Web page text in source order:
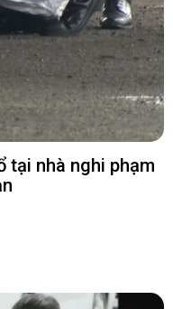
tại nhà nghi phạm